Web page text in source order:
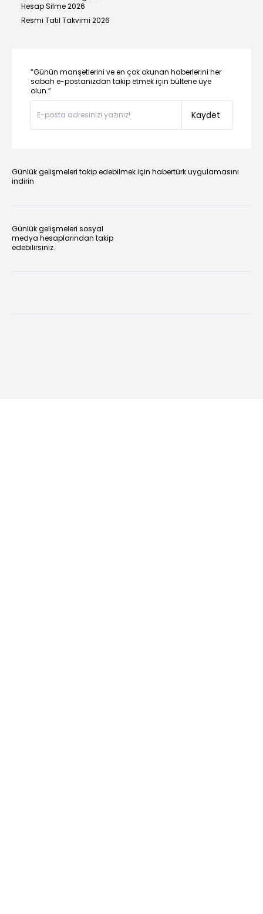
Hesap Silme 2026
Resmi Tatil Takvimi 2026
“Günün manşetlerini ve en çok okunan haberlerini her
sabah e-postanızdan takip etmek için bültene üye
olun.”
Kaydet
Günlük gelişmeleri takip edebilmek için habertürk uygulamasını
indirin
Günlük gelişmeleri sosyal
medya hesaplarından takip
edebilirsiniz.